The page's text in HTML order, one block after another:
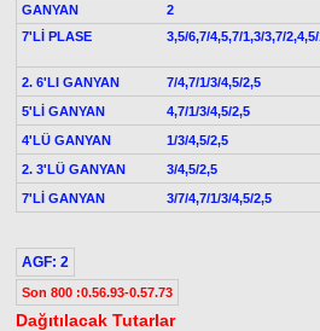
GANYAN 2
7'Lİ PLASE
3,5/6,7/4,5,7/1,3/3,7/
2. 6'LI GANYAN
7/4,7/1/3/4,5/2,5
5'Lİ GANYAN
4,7/1/3/4,5/2,5
4'LÜ GANYAN
1/3/4,5/2,5
2. 3'LÜ GANYAN
3/4,5/2,5
7'Lİ GANYAN
3/7/4,7/1/3/4,5/2,5
AGF: 2
Son 800 :0.56.93-0.57.73
Dağıtılacak Tutarlar